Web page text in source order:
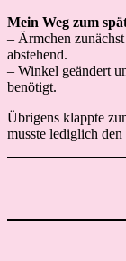
Mein Weg zum
– Ärmchen
abstehend.
– Winkel geändert
benötigt.
Übrigens klappte
musste lediglich den